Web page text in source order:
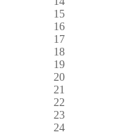
15
16
17
18
19
20
21
22
23
24